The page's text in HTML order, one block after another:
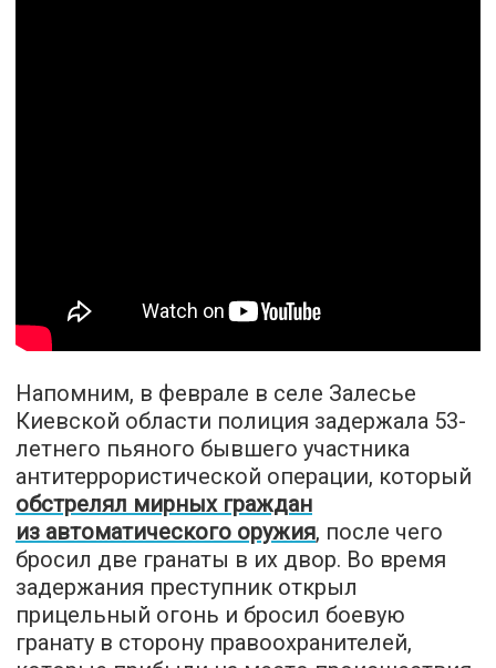
Напомним, в феврале в селе Залесье
Киевской области полиция задержала 53-
летнего пьяного бывшего участника
антитеррористической операции, который
обстрелял мирных граждан
из автоматического оружия, после чего
бросил две гранаты в их двор. Во время
задержания преступник открыл
прицельный огонь и бросил боевую
гранату в сторону правоохранителей,